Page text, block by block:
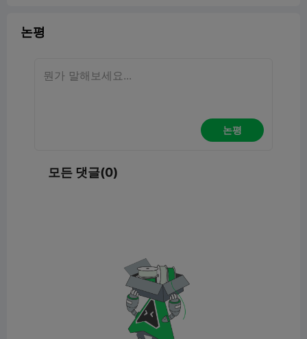
논평
논평
모든 댓글(0)